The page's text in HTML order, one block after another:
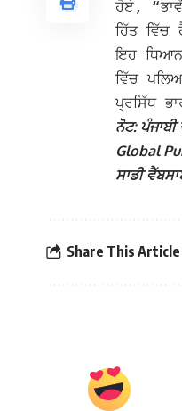
ਹੋਏ,
ਹਿੱਤ ਵਿੱਚ
ਇਹ ਧਿਆਨ
ਵਿੱਚ
ਪ੍ਰਸਿੱਧ
ਨੋਟ:
Global
ਸਾਡੀ
Share This Article